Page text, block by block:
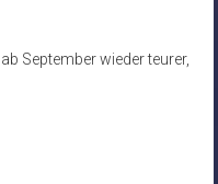
September wieder teurer,